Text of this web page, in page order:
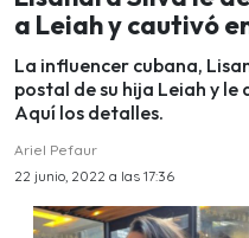
a Leiah y cautivó
La influencer cubana,
postal de su hija Leiah y
Aquí los detalles.
Ariel Pefaur
22 junio, 2022 a las 17:36